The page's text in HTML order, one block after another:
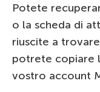
Potete
o la scheda di
riuscite a
potrete copiare
vostro account